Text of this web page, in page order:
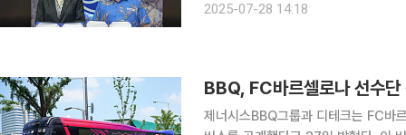
양사는 닭가슴살과 안심살을 활용한
2025-07-28 14:18
BBQ, FC바르셀로나 선수단
제너시스BBQ그룹과 디테크는 FC바